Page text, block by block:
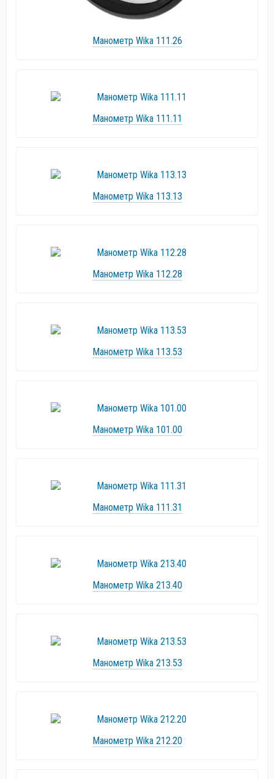
Манометр Wika 111.26
Манометр Wika 111.11
Манометр Wika 113.13
Манометр Wika 112.28
Манометр Wika 113.53
Манометр Wika 101.00
Манометр Wika 111.31
Манометр Wika 213.40
Манометр Wika 213.53
Манометр Wika 212.20